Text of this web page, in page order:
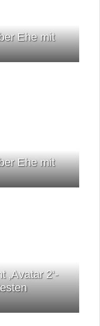
Ehe mit
Ehe mit
‚Avatar 2‘-